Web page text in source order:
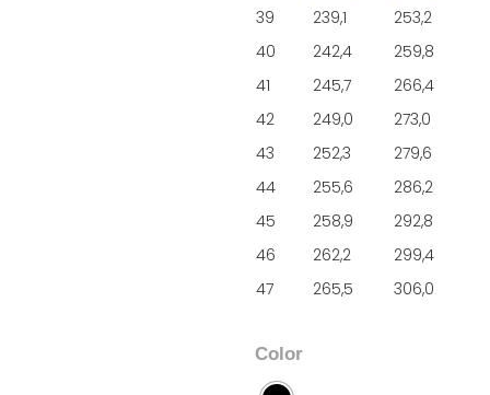
39
239,1
253,2
40
242,4
259,8
41
245,7
266,4
42
249,0
273,0
43
252,3
279,6
44
255,6
286,2
45
258,9
292,8
46
262,2
299,4
47
265,5 306,0
Color